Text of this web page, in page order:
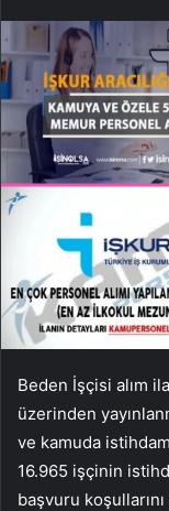
Beden İşçisi alım
üzerinden
ve kamuda
16.965 işçinin
başvuru koşullarını